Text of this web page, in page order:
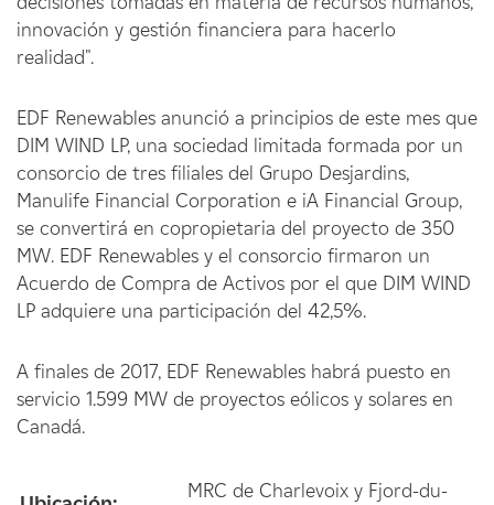
innovación y gestión financiera para hacerlo
realidad".
EDF Renewables anunció a principios de este mes que
DIM WIND LP, una sociedad limitada formada por un
consorcio de tres filiales del Grupo Desjardins,
Manulife Financial Corporation e iA Financial Group,
se convertirá en copropietaria del proyecto de 350
MW. EDF Renewables y el consorcio firmaron un
Acuerdo de Compra de Activos por el que DIM WIND
LP adquiere una participación del 42,5%.
A finales de 2017, EDF Renewables habrá puesto en
servicio 1.599 MW de proyectos eólicos y solares en
Canadá.
MRC de Charlevoix y Fjord-du-